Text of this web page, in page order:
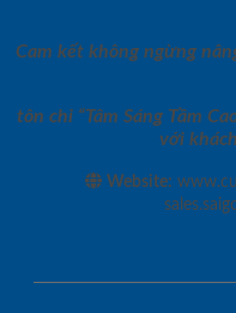
Cam kết không ngừng
tôn chỉ “Tâm Sáng Tầm
với
Website: